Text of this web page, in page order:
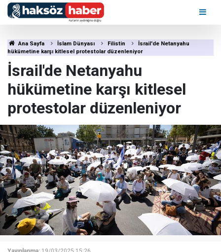
Ana Sayfa İslam Dünyası Filistin
İsrail'de Netanyahu
hükümetine karşı kitlesel protestolar düzenleniyor
İsrail'de Netanyahu
hükümetine karşı kitlesel
protestolar düzenleniyor